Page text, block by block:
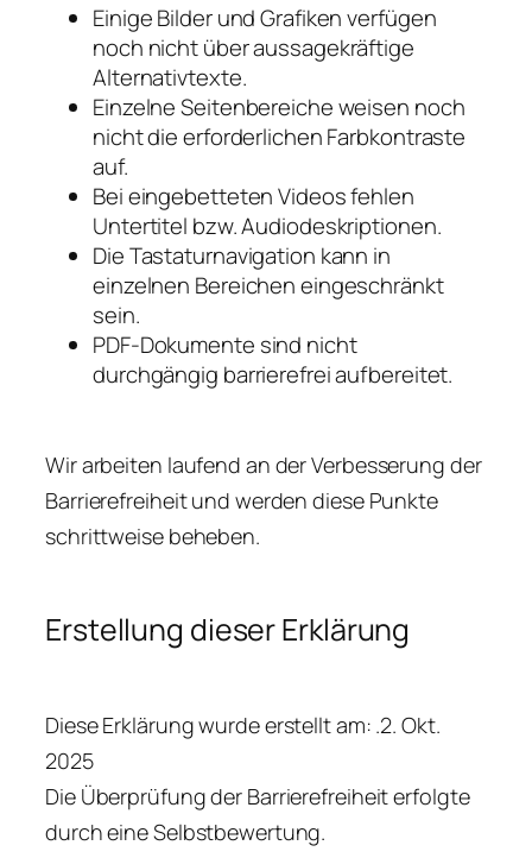
Einige Bilder und Grafiken verfügen
noch nicht über aussagekräftige
Alternativtexte.
Einzelne Seitenbereiche weisen noch
nicht die erforderlichen Farbkontraste
auf.
Bei eingebetteten Videos fehlen
Untertitel bzw. Audiodeskriptionen.
Die Tastaturnavigation kann in
einzelnen Bereichen eingeschränkt
sein.
PDF-Dokumente sind nicht
durchgängig barrierefrei aufbereitet.
Wir arbeiten laufend an der Verbesserung der
Barrierefreiheit und werden diese Punkte
schrittweise beheben.
Erstellung dieser Erklärung
Diese Erklärung wurde erstellt am: .2. Okt.
2025
Die Überprüfung der Barrierefreiheit erfolgte
durch eine Selbstbewertung.